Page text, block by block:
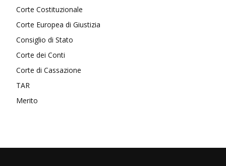
Corte Costituzionale
Corte Europea di Giustizia
Consiglio di Stato
Corte dei Conti
Corte di Cassazione
TAR
Merito